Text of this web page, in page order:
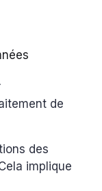
de
des
implique